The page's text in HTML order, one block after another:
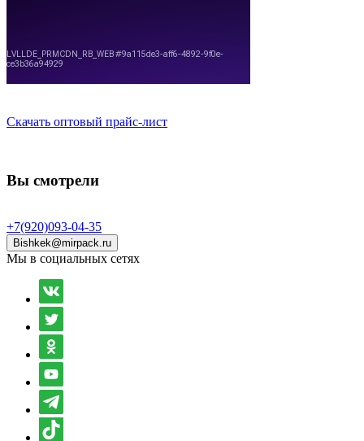
Скачать оптовый прайс-лист
Вы смотрели
+7(920)093-04-35
Bishkek@mirpack.ru
Мы в социальных сетях